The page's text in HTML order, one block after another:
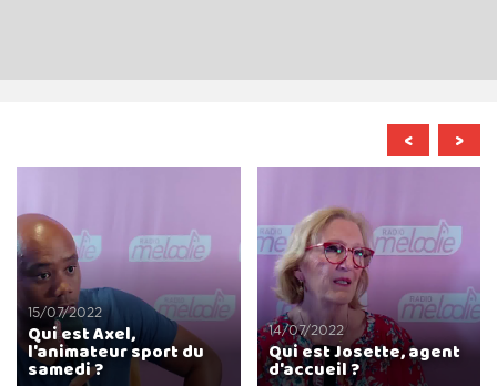
< >
15/07/2022
Qui est Axel,
l'animateur sport du
samedi ?
14/07/2022
Qui est Josette, agent
d'accueil ?